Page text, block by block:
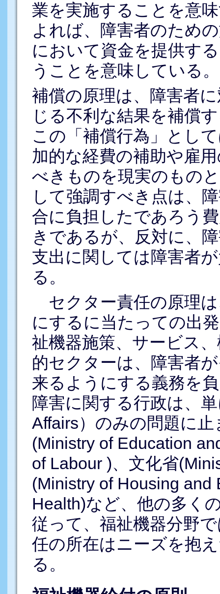
業を実施することを意
よれば、障害者のため
において資金を提供す
うことを意味している。
補償の原理は、障害者
じる不利な結果を補償
この「補償行為」とし
加的な経費の補助や雇
べきものを現実のもの
して強調すべき点は、
合に負担したであろう
きであるが、反対に、
支出に関しては障害者
る。
セクター責任の原理
にするに当たっての出
祉機器施策、サービス
的セクターは、障害者
来るようにする義務を
障害に関する行政は、
Affairs）のみの問題に
(Ministry of Education
of Labour )、文化省
(Ministry of Housing
Health)など、他の多く
従って、福祉機器分野
任の所在はニーズを抱
る。